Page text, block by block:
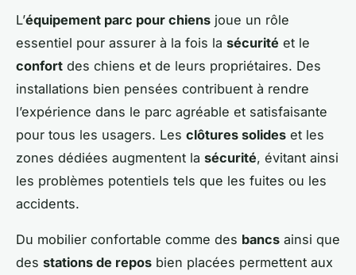
L’équipement parc pour chiens joue un rôle
essentiel pour assurer à la fois la sécurité et le
confort des chiens et de leurs propriétaires. Des
installations bien pensées contribuent à rendre
l’expérience dans le parc agréable et satisfaisante
pour tous les usagers. Les clôtures solides et les
zones dédiées augmentent la sécurité, évitant ainsi
les problèmes potentiels tels que les fuites ou les
accidents.
Du mobilier confortable comme des bancs ainsi que
des stations de repos bien placées permettent aux